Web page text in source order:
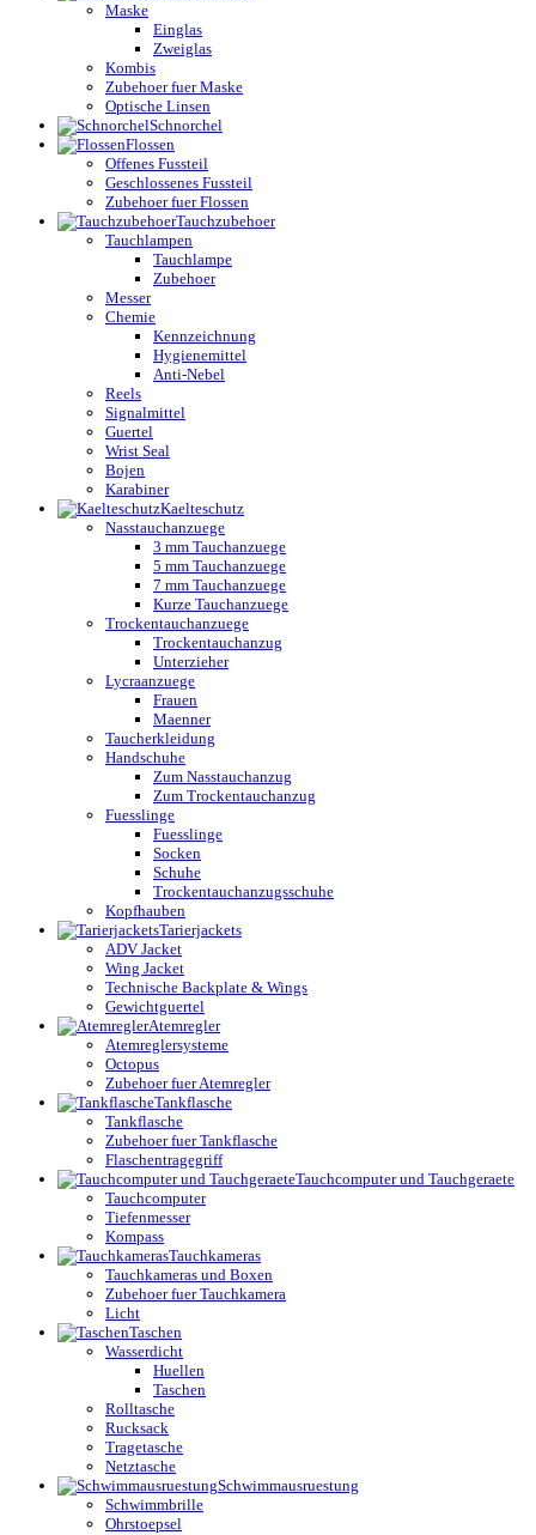
Maske
Einglas
Zweiglas
Kombis
Zubehoer fuer Maske
Optische Linsen
Schnorchel
Flossen
Offenes Fussteil
Geschlossenes Fussteil
Zubehoer fuer Flossen
Tauchzubehoer
Tauchlampen
Tauchlampe
Zubehoer
Messer
Chemie
Kennzeichnung
Hygienemittel
Anti-Nebel
Reels
Signalmittel
Guertel
Wrist Seal
Bojen
Karabiner
Kaelteschutz
Nasstauchanzuege
3 mm Tauchanzuege
5 mm Tauchanzuege
7 mm Tauchanzuege
Kurze Tauchanzuege
Trockentauchanzuege
Trockentauchanzug
Unterzieher
Lycraanzuege
Frauen
Maenner
Taucherkleidung
Handschuhe
Zum Nasstauchanzug
Zum Trockentauchanzug
Fuesslinge
Fuesslinge
Socken
Schuhe
Trockentauchanzugsschuhe
Kopfhauben
Tarierjackets
ADV Jacket
Wing Jacket
Technische Backplate & Wings
Gewichtguertel
Atemregler
Atemreglersysteme
Octopus
Zubehoer fuer Atemregler
Tankflasche
Tankflasche
Zubehoer fuer Tankflasche
Flaschentragegriff
Tauchcomputer und Tauchgeraete
Tauchcomputer
Tiefenmesser
Kompass
Tauchkameras
Tauchkameras und Boxen
Zubehoer fuer Tauchkamera
Licht
Taschen
Wasserdicht
Huellen
Taschen
Rolltasche
Rucksack
Tragetasche
Netztasche
Schwimmausruestung
Schwimmbrille
Ohrstoepsel